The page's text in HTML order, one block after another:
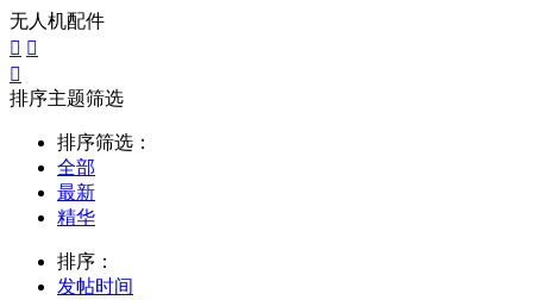
无人机配件
 

排序主题筛选
排序筛选：
全部
最新
精华
排序：
发帖时间